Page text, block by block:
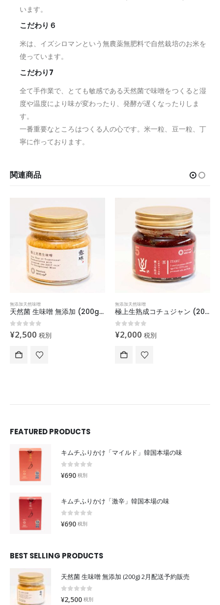
います。
こだわり６
米は、イズシロマンという無農薬無肥料で自然栽培のお米を
使っています。
こだわり7
全て手作業で、とても敏感である天然菌で味噌をつくると湿
度や温度により味が変わったり、発酵が遅くなったりしま
す。
一番重要なところはつくる人の心です。米一粒、豆一粒、丁
寧に作っております。
関連商品
無添加天然味噌
天然菌 生味噌 無添加 (200g) 2月配送予約販売
0out of 5
¥2,500 税別
無添加天然味噌
極上生熟成コチュジャン (200g) 「予約販売」
0out of 5
¥2,000 税別
FEATURED PRODUCTS
キムチふりかけ「マイルド」韓国本場の味
0 out of 5
¥690 税別
キムチふりかけ「激辛」韓国本場の味
0 out of 5
¥690 税別
BEST SELLING PRODUCTS
天然菌 生味噌 無添加 (200g) 2月配送予約販売
0out of 5
¥2,500 税別